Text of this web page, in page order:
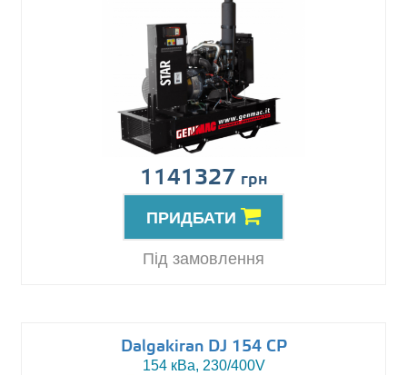
1141327 грн
ПРИДБАТИ
Під замовлення
Dalgakiran DJ 154 CP
154 кВа, 230/400V